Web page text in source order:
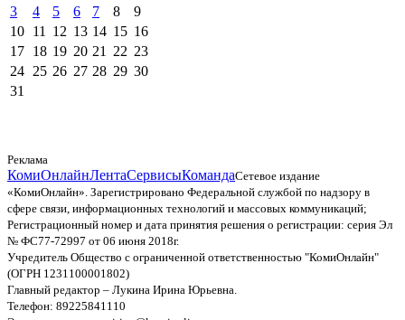
3
4 5 6 7 8
9
10 11 12 13 14 15 16
17 18 19 20 21 22 23
24 25 26 27 28 29 30
31
Реклама
КомиОнлайнЛентаСервисыКомандаСетевое издание
«КомиОнлайн». Зарегистрировано Федеральной службой по надзору в
сфере связи, информационных технологий и массовых коммуникаций;
Регистрационный номер и дата принятия решения о регистрации: серия Эл
№ ФС77-72997 от 06 июня 2018г.
Учредитель Общество с ограниченной ответственностью "КомиОнлайн"
(ОГРН 1231100001802)
Главный редактор – Лукина Ирина Юрьевна.
Телефон: 89225841110